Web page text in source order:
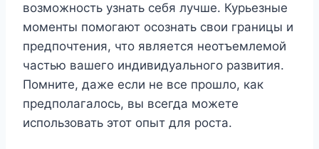
возможность узнать себя лучше. Курьезные
моменты помогают осознать свои границы и
предпочтения, что является неотъемлемой
частью вашего индивидуального развития.
Помните, даже если не все прошло, как
предполагалось, вы всегда можете
использовать этот опыт для роста.